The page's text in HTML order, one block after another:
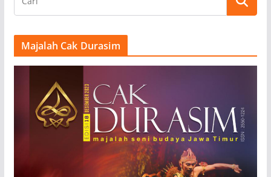
Majalah Cak Durasim